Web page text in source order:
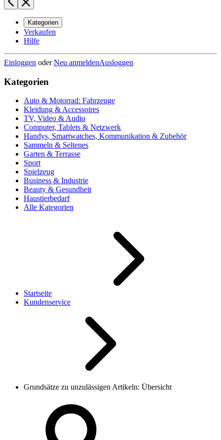
Kategorien
Verkaufen
Hilfe
Einloggen oderNeu anmeldenAusloggen
Kategorien
Auto & Motorrad: Fahrzeuge
Kleidung & Accessoires
TV, Video & Audio
Computer, Tablets & Netzwerk
Handys, Smartwatches, Kommunikation & Zubehör
Sammeln & Seltenes
Garten & Terrasse
Sport
Spielzeug
Business & Industrie
Beauty & Gesundheit
Haustierbedarf
Alle Kategorien
Startseite
Kundenservice
Grundsätze zu unzulässigen Artikeln: Übersicht